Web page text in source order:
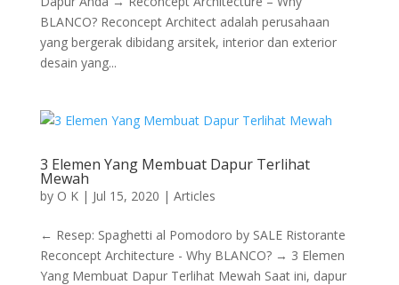
BLANCO? Reconcept Architect adalah perusahaan
yang bergerak dibidang arsitek, interior dan exterior
desain yang...
3 Elemen Yang Membuat Dapur Terlihat
Mewah
by O K| Jul 15, 2020 | Articles
← Resep: Spaghetti al Pomodoro by SALE Ristorante
Reconcept Architecture - Why BLANCO? → 3 Elemen
Yang Membuat Dapur Terlihat Mewah Saat ini, dapur